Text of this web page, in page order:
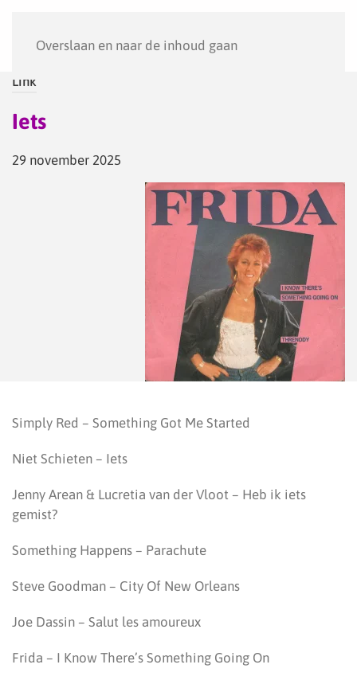
Overslaan en naar de inhoud gaan
Link
Iets
29 november 2025
Simply Red – Something Got Me Started
Niet Schieten – Iets
Jenny Arean & Lucretia van der Vloot – Heb ik iets
gemist?
Something Happens – Parachute
Steve Goodman – City Of New Orleans
Joe Dassin – Salut les amoureux
Frida – I Know There’s Something Going On